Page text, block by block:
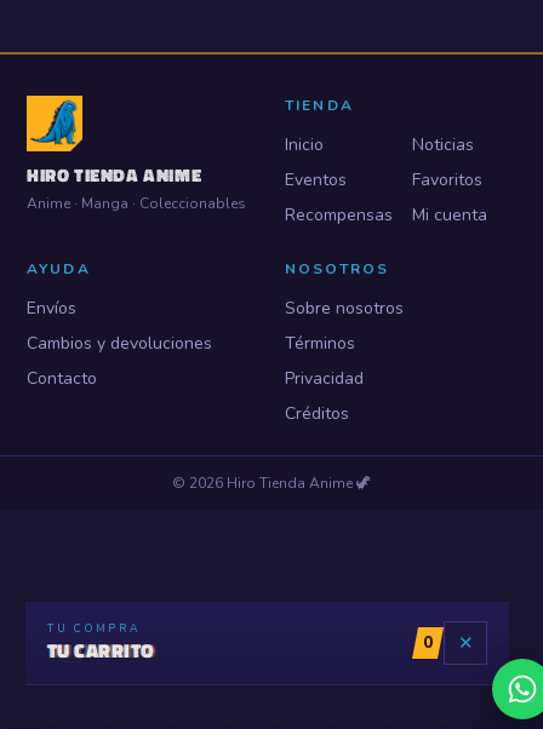
HIRO TIENDA ANIME
Anime · Manga · Coleccionables
TIENDA
Inicio
Noticias
Eventos
Favoritos
Recompensas
Mi cuenta
AYUDA
Envíos
Cambios y devoluciones
Contacto
NOSOTROS
Sobre nosotros
Términos
Privacidad
Créditos
© 2026 Hiro Tienda Anime🦖
TU COMPRA
TU CARRITO 0 ✕